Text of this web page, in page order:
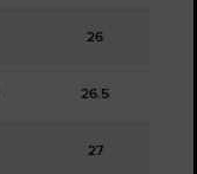
26
26.5
27